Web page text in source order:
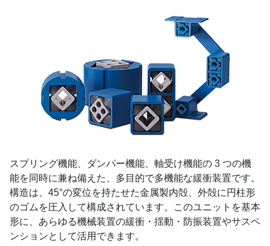
スプリング機能、ダンパー機能、軸受け機能の 3 つの機
能を同時に兼ね備えた、多目的で多機能な緩衝装置です。
構造は、45°の変位を持たせた金属製内殻、外殻に円柱形
のゴムを圧入して構成されています。このユニットを基本
形に、あらゆる機械装置の緩衝・揺動・防振装置やサスペ
ンションとして活用できます。